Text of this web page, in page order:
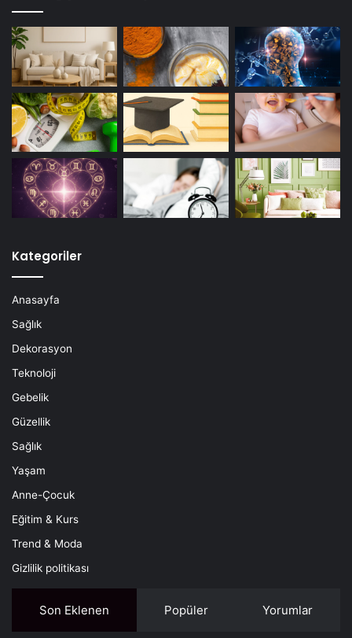
Kategoriler
Anasayfa
Sağlık
Dekorasyon
Teknoloji
Gebelik
Güzellik
Sağlık
Yaşam
Anne-Çocuk
Eğitim & Kurs
Trend & Moda
Gizlilik politikası
Son Eklenen Popüler Yorumlar